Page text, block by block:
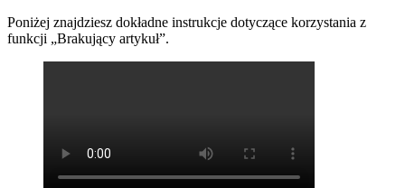
Poniżej znajdziesz dokładne instrukcje dotyczące korzystania z
funkcji „Brakujący artykuł”.